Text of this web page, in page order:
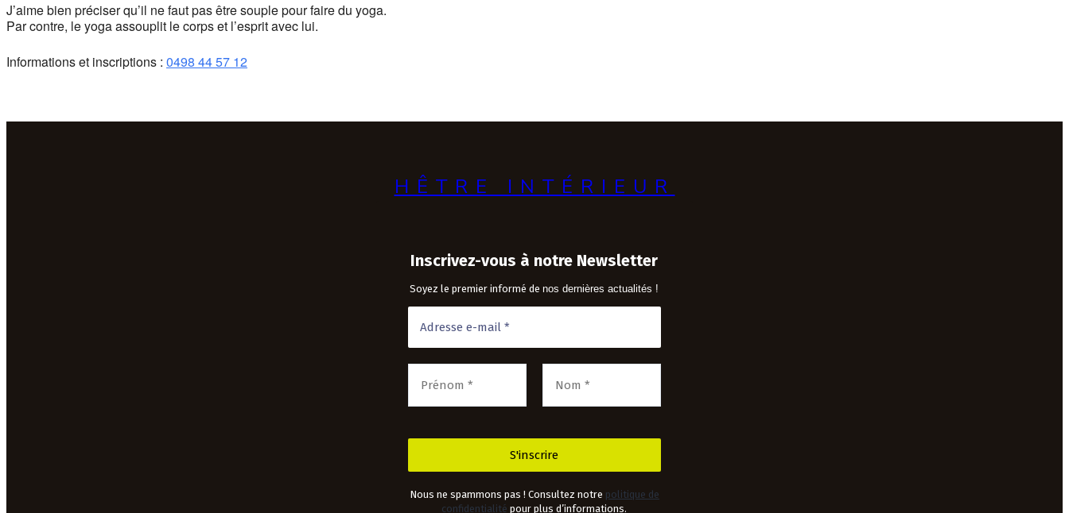
J’aime bien préciser qu’il ne faut pas être souple pour faire du yoga.
Par contre, le yoga assouplit le corps et l’esprit avec lui.
Informations et inscriptions : 0498 44 57 12
HÊTRE INTÉRIEUR
Inscrivez-vous à notre Newsletter
Soyez le premier informé denos dernières actualités !
Nous ne spammons pas ! Consultez notre politique de
confidentialité pour plus d’informations.